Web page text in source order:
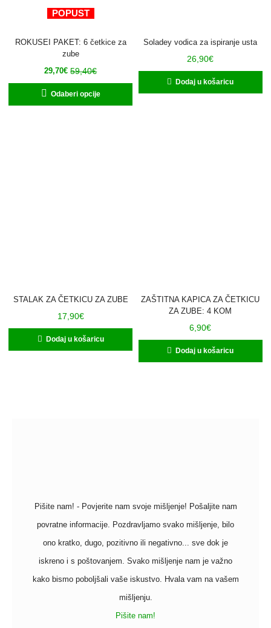
POPUST
ROKUSEI PAKET: 6 četkice za
zube
29,70€ 59,40€
Odaberi opcije
Soladey vodica za ispiranje usta
26,90€
Dodaj u košaricu
STALAK ZA ČETKICU ZA ZUBE
17,90€
Dodaj u košaricu
ZAŠTITNA KAPICA ZA ČETKICU
ZA ZUBE: 4 KOM
6,90€
Dodaj u košaricu
Pišite nam! - Povjerite nam svoje mišljenje! Pošaljite nam
povratne informacije. Pozdravljamo svako mišljenje, bilo
ono kratko, dugo, pozitivno ili negativno... sve dok je
iskreno i s poštovanjem. Svako mišljenje nam je važno
kako bismo poboljšali vaše iskustvo. Hvala vam na vašem
mišljenju.
Pišite nam!